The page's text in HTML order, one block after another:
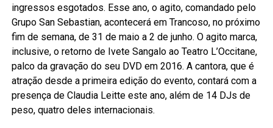
ingressos esgotados. Esse ano, o agito, comandado pelo
Grupo San Sebastian, acontecerá em Trancoso, no próximo
fim de semana, de 31 de maio a 2 de junho. O agito marca,
inclusive, o retorno de Ivete Sangalo ao Teatro L’Occitane,
palco da gravação do seu DVD em 2016. A cantora, que é
atração desde a primeira edição do evento, contará com a
presença de Claudia Leitte este ano, além de 14 DJs de
peso, quatro deles internacionais.